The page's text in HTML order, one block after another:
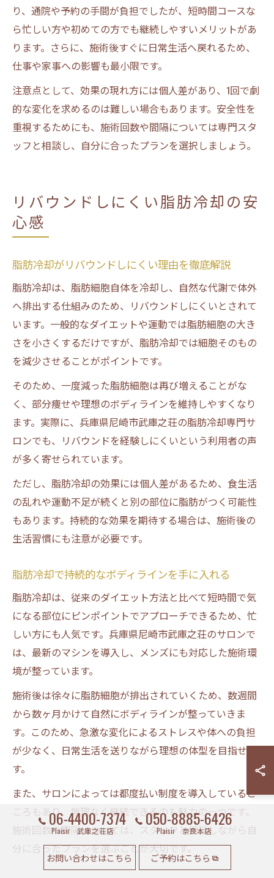
り、通院や予約の手間が負担でしたが、短時間コースな
ら忙しい方や初めての方でも継続しやすいメリットがあ
ります。さらに、施術後すぐに日常生活へ戻れるため、
仕事や家事への影響も最小限です。
注意点として、効果の現れ方には個人差があり、1回で劇
的な変化を求めるのは難しい場合もあります。安全性を
重視するためにも、施術回数や間隔については専門スタ
ッフと相談し、自分に合ったプランを選択しましょう。
リバウンドしにくい脂肪冷却の安
心感
脂肪冷却がリバウンドしにくい理由を徹底解説
脂肪冷却は、脂肪細胞自体を冷却し、自然な代謝で体外
へ排出する仕組みのため、リバウンドしにくいとされて
います。一般的なダイエットや運動では脂肪細胞の大き
さを小さくするだけですが、脂肪冷却では細胞そのもの
を減少させることがポイントです。
そのため、一度減った脂肪細胞は再び増えることがな
く、部分痩せや理想のボディラインを維持しやすくなり
ます。実際に、兵庫県尼崎市武庫之荘の脂肪冷却専門サ
ロンでも、リバウンドを経験しにくいという利用者の声
が多く寄せられています。
ただし、脂肪冷却の効果には個人差があるため、食生活
の乱れや運動不足が続くと別の部位に脂肪がつく可能性
もあります。持続的な効果を期待する場合は、施術後の
生活習慣にも注意が必要です。
脂肪冷却で持続的なボディラインを手に入れる
脂肪冷却は、従来のダイエット方法と比べて短時間で気
になる部位にピンポイントでアプローチできるため、忙
しい方にも人気です。兵庫県尼崎市武庫之荘のサロンで
は、最新のマシンを導入し、メンズにも対応した施術環
境が整っています。
施術後は徐々に脂肪細胞が排出されていくため、数週間
から数ヶ月かけて自然にボディラインが整っていきま
す。このため、急激な変化によるストレスや体への負担
が少なく、日常生活を送りながら理想の体型を目指せま
す。
また、サロンによっては都度払い制度を導入していると
ころもあり、無理なく継続できるのも魅力の一つです。
施術回数や間隔については、スタッフと相談しながら自
分に合ったプランを選ぶことが大切です。
06-4400-7374
Plaisir 武庫之荘店
050-8885-6426
Plaisir 奈良本店
お問い合わせはこちら ご予約はこちら